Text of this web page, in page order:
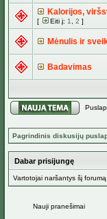
Kalorijos,
[ Eiti į: 1 2 ]
Mėnulis ir
Badavimas
Pagrindinis diskusijų
Dabar prisijungę
Vartotojai naršantys šį
Nauji pranešimai